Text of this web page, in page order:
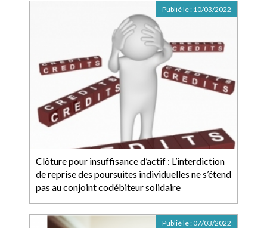
Clôture pour insuffisance d’actif : L’interdiction
de reprise des poursuites individuelles ne s’étend
pas au conjoint codébiteur solidaire
Publié le : 10/03/2022
Publié le : 07/03/2022